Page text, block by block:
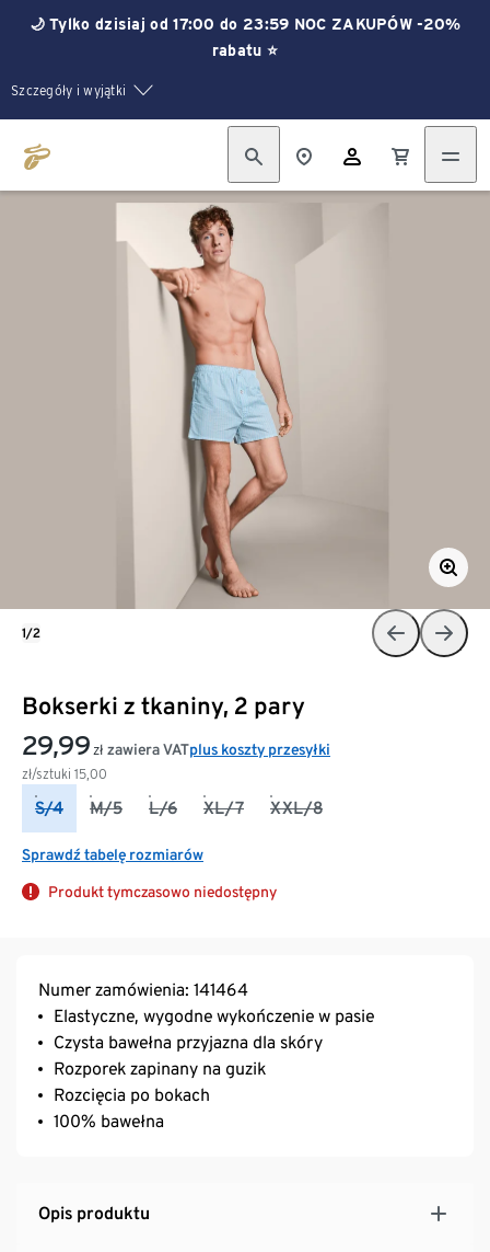
🌙 Tylko dzisiaj od 17:00 do 23:59 NOC ZAKUPÓW -20%
rabatu ⭐
Szczegóły i wyjątki
Bokserki z tkaniny, 2 pary
29,99 zł
zł/sztuki 15,00
zawiera VATplus koszty przesyłki
S/4 M/5 L/6 XL/7 XXL/8
Sprawdź tabelę rozmiarów
Produkt tymczasowo niedostępny
1/2
Numer zamówienia: 141464
Elastyczne, wygodne wykończenie w pasie
Czysta bawełna przyjazna dla skóry
Rozporek zapinany na guzik
Rozcięcia po bokach
100% bawełna
Opis produktu